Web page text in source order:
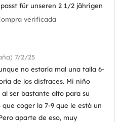
für unseren 2 1/2 jährigen
verificada
7/2/25
no estaría mal una talla 6-
de los disfraces. Mi niño
ser bastante alto para su
coger la 7-9 que le está un
aparte de eso, muy